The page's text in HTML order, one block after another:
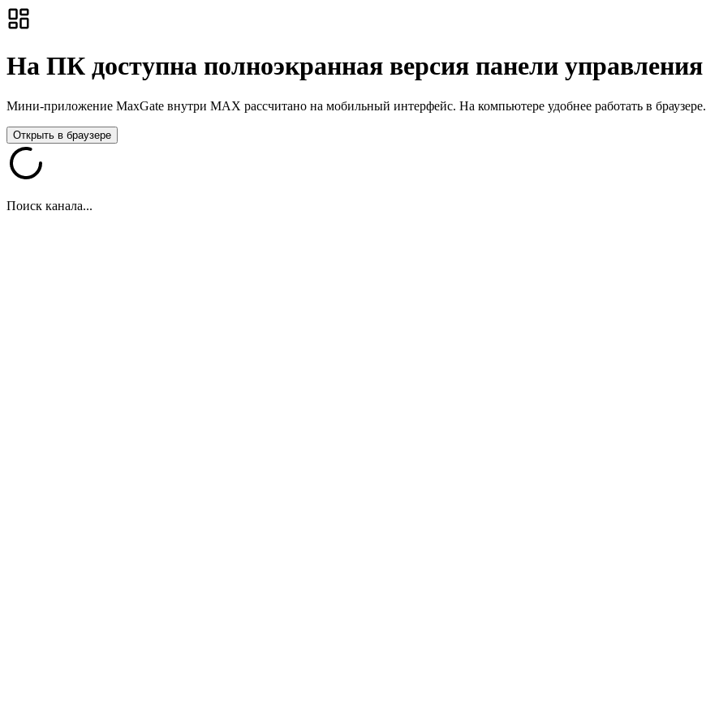
На ПК доступна полноэкранная версия панели управления
Мини-приложение MaxGate внутри MAX рассчитано на мобильный интерфейс. На компьютере удобнее работать в браузере.
Открыть в браузере
Поиск канала...